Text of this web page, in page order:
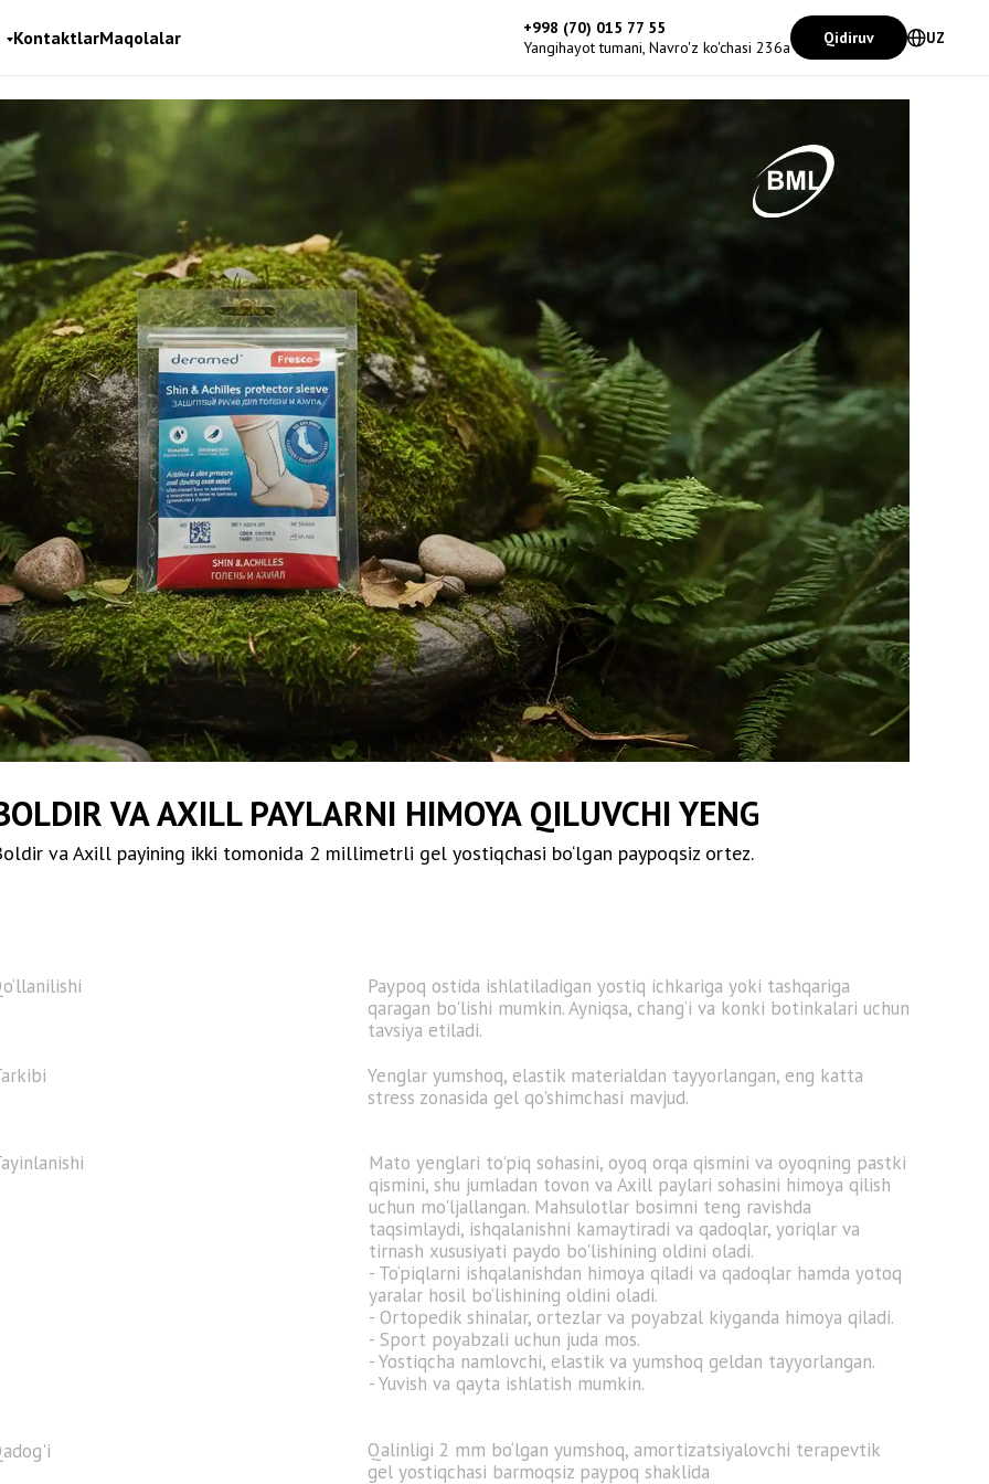
va Axill payining ikki tomonida 2 millimetrli gel yostiqchasi bo‘lgan paypoqsiz ortez.
Paypoq ostida ishlatiladigan yostiq ichkariga yoki tashqariga
qaragan bo'lishi mumkin. Ayniqsa, chang‘i va konki botinkalari uchun
tavsiya etiladi.
Mato yenglari to'piq sohasini, oyoq orqa qismini va oyoqning pastki
qismini, shu jumladan tovon va Axill paylari sohasini himoya qilish
uchun mo'ljallangan. Mahsulotlar bosimni teng ravishda
taqsimlaydi, ishqalanishni kamaytiradi va qadoqlar, yoriqlar va
tirnash xususiyati paydo bo'lishining oldini oladi.
- To‘piqlarni ishqalanishdan himoya qiladi va qadoqlar hamda yotoq
yaralar hosil bo‘lishining oldini oladi.
- Ortopedik shinalar, ortezlar va poyabzal kiyganda himoya qiladi.
- Sport poyabzali uchun juda mos.
- Yostiqcha namlovchi, elastik va yumshoq geldan tayyorlangan.
- Yuvish va qayta ishlatish mumkin.
Yenglar yumshoq, elastik materialdan tayyorlangan, eng katta
stress zonasida gel qo'shimchasi mavjud.
VA AXILL PAYLARNI HIMOYA QILUVCHI YENG
Qalinligi 2 mm bo‘lgan yumshoq, amortizatsiyalovchi terapevtik
gel yostiqchasi barmoqsiz paypoq shaklida
KontaktlarMaqolalar
+998 (70) 015 77 55
Yangihayot tumani, Navro'z ko'chasi 236a
Qidiruv UZ